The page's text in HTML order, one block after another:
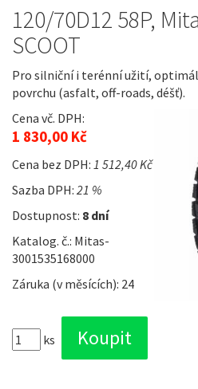
120/70D12 58P,
SCOOT
Pro silniční i terénní užití,
povrchu (asfalt, off-roads, déšť).
Cena vč. DPH:
1 830,00 Kč
Cena bez DPH: 1 512,40 Kč
Sazba DPH: 21 %
Dostupnost: 8 dní
Katalog. č.: Mitas-
3001535168000
Záruka (v měsících): 24
ks